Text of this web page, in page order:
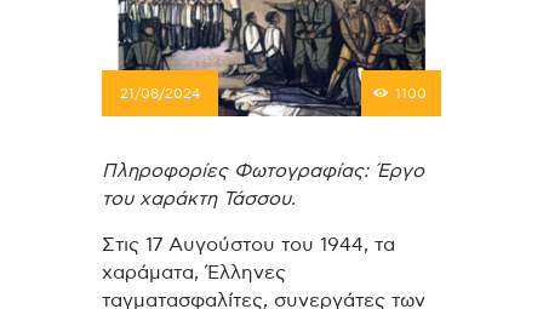
21/08/2024 1100
Πληροφορίες Φωτογραφίας: Έργο
του χαράκτη Τάσσου.
Στις 17 Αυγούστου του 1944, τα
χαράματα, Έλληνες
ταγματασφαλίτες, συνεργάτες των